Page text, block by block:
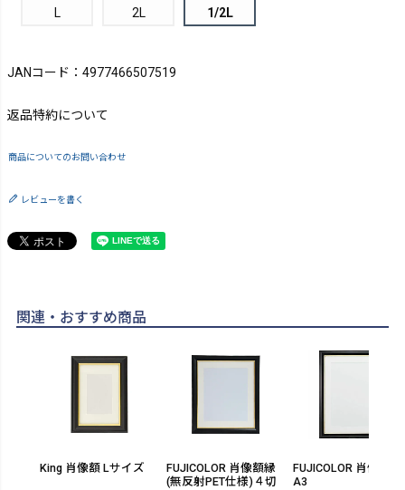
L 2L 1/2L
JANコード：4977466507519
返品特約について
商品についてのお問い合わせ
レビューを書く
関連・おすすめ商品
King 肖像額 Lサイズ
FUJICOLOR 肖像額縁
(無反射PET仕様)４切
FUJICOLOR 肖像額縁
A3